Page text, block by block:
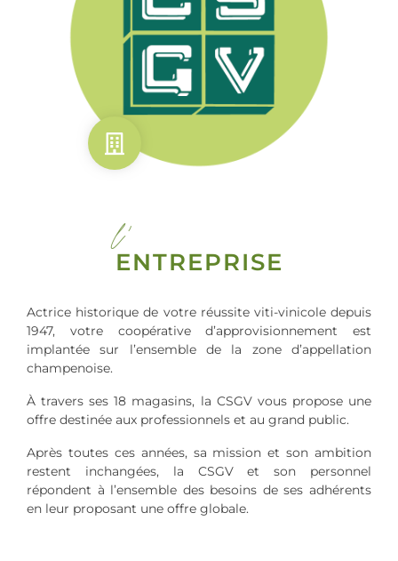
l'
ENTREPRISE
Actrice historique de votre réussite viti-vinicole depuis
1947, votre coopérative d’approvisionnement est
implantée sur l’ensemble de la zone d’appellation
champenoise.
À travers ses 18 magasins, la CSGV vous propose une
offre destinée aux professionnels et au grand public.
Après toutes ces années, sa mission et son ambition
restent inchangées, la CSGV et son personnel
répondent à l’ensemble des besoins de ses adhérents
en leur proposant une offre globale.